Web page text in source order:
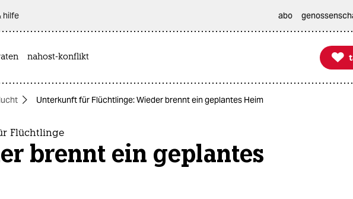
hilfe abo
nahost-konflikt 
taz
Unterkunft für Flüchtlinge: Wieder brennt ein geplantes Heim
Flüchtlinge
brennt ein geplantes